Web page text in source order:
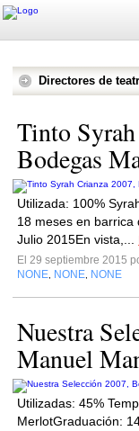
Directores de
Tinto
Bodegas
Utilizada: 100%
18 meses en barrica
Julio 2015En vista,...
El 29 septiembre 2015
NONE NONE NONE
Nuestra
Manuel
Utilizadas: 45%
MerlotGraduación: